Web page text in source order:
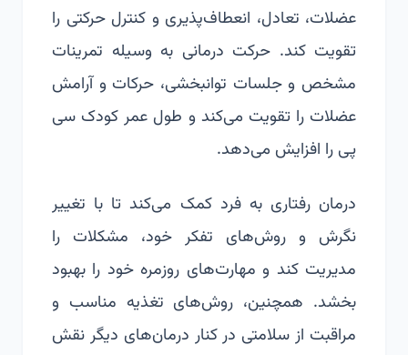
عضلات، تعادل، انعطاف‌پذیری و کنترل حرکتی را
تقویت کند. حرکت درمانی به وسیله تمرینات
مشخص و جلسات توانبخشی، حرکات و آرامش
عضلات را تقویت می‌کند و طول عمر کودک سی
پی را افزایش می‌دهد.
درمان رفتاری به فرد کمک می‌کند تا با تغییر
نگرش و روش‌های تفکر خود، مشکلات را
مدیریت کند و مهارت‌های روزمره خود را بهبود
بخشد. همچنین، روش‌های تغذیه مناسب و
مراقبت از سلامتی در کنار درمان‌های دیگر نقش